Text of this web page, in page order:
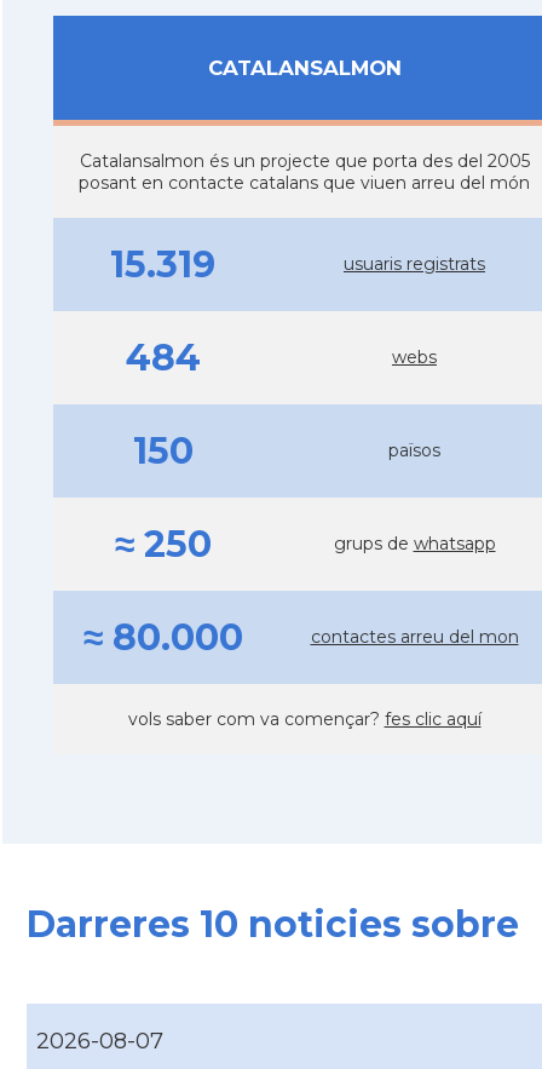
CATALANSALMON
Catalansalmon és un projecte que porta des del 2005
posant en contacte catalans que viuen arreu del món
15.319 usuaris registrats
484 webs
150 països
≈ 250 grups de whatsapp
≈ 80.000 contactes arreu del mon
vols saber com va començar? fes clic aquí
Darreres 10 noticies sobre
2026-08-07